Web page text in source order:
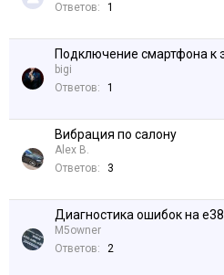
Ответов:
1
Подключение смартфона к
bigi
Ответов:
1
Вибрация по салону
Alex B.
Ответов:
3
Диагностика ошибок на e38
M5owner
Ответов:
2